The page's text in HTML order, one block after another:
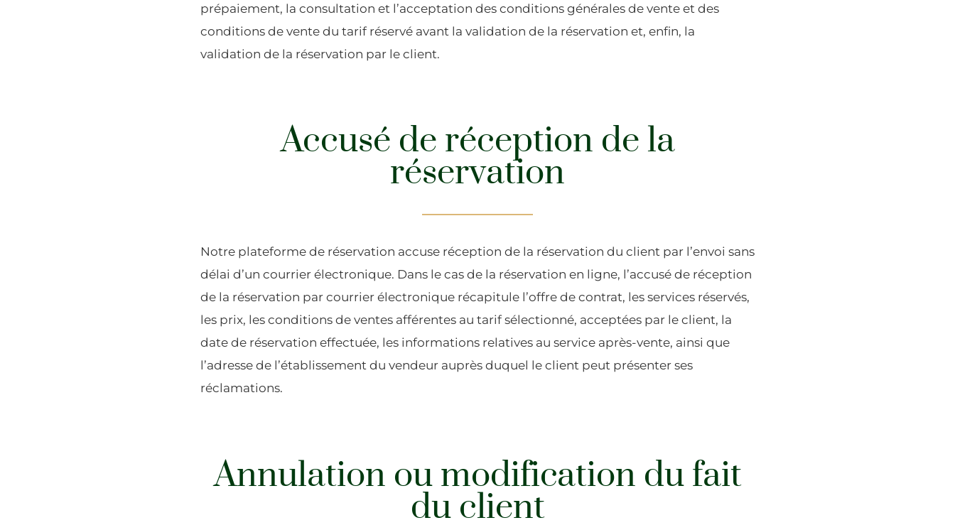
prépaiement, la consultation et l’acceptation des conditions générales de vente et des
conditions de vente du tarif réservé avant la validation de la réservation et, enfin, la
validation de la réservation par le client.
Accusé de réception de la
réservation
Notre plateforme de réservation accuse réception de la réservation du client par l’envoi sans
délai d’un courrier électronique. Dans le cas de la réservation en ligne, l’accusé de réception
de la réservation par courrier électronique récapitule l’offre de contrat, les services réservés,
les prix, les conditions de ventes afférentes au tarif sélectionné, acceptées par le client, la
date de réservation effectuée, les informations relatives au service après-vente, ainsi que
l’adresse de l’établissement du vendeur auprès duquel le client peut présenter ses
réclamations.
Annulation ou modification du fait
du client